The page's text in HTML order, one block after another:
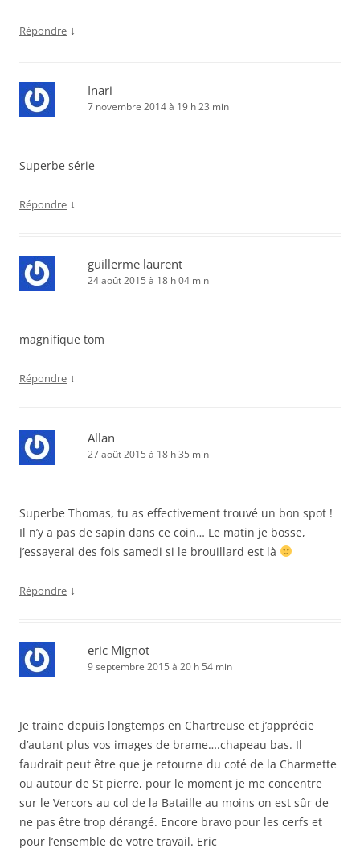
Répondre ↓
Inari
7 novembre 2014 à 19 h 23 min
Superbe série
Répondre ↓
guillerme laurent
24 août 2015 à 18 h 04 min
magnifique tom
Répondre ↓
Allan
27 août 2015 à 18 h 35 min
Superbe Thomas, tu as effectivement trouvé un bon spot !
Il n’y a pas de sapin dans ce coin… Le matin je bosse,
j’essayerai des fois samedi si le brouillard est là
Répondre ↓
eric Mignot
9 septembre 2015 à 20 h 54 min
Je traine depuis longtemps en Chartreuse et j’apprécie
d’autant plus vos images de brame….chapeau bas. Il
faudrait peut être que je retourne du coté de la Charmette
ou autour de St pierre, pour le moment je me concentre
sur le Vercors au col de la Bataille au moins on est sûr de
ne pas être trop dérangé. Encore bravo pour les cerfs et
pour l’ensemble de votre travail. Eric